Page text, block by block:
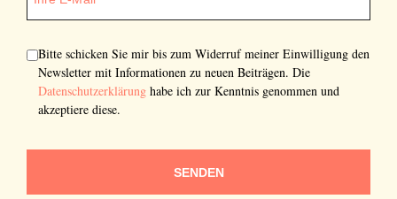
Bitte schicken Sie mir bis zum Widerruf meiner Einwilligung den
Newsletter mit Informationen zu neuen Beiträgen. Die
Datenschutzerklärung habe ich zur Kenntnis genommen und
akzeptiere diese.
SENDEN